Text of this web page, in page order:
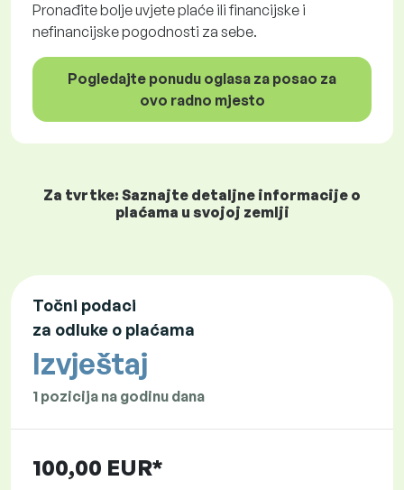
Pronađite bolje uvjete plaće ili financijske i
nefinancijske pogodnosti za sebe.
Pogledajte ponudu oglasa za posao za
ovo radno mjesto
Za tvrtke: Saznajte detaljne informacije o
plaćama u svojoj zemlji
Točni podaci
za odluke o plaćama
Izvještaj
1 pozicija na godinu dana
100,00 EUR*